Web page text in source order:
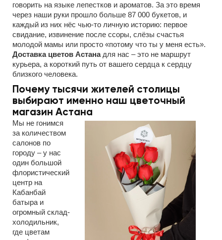
говорить на языке лепестков и ароматов. За это время
через наши руки прошло больше 87 000 букетов, и
каждый из них нёс чью-то личную историю: первое
свидание, извинение после ссоры, слёзы счастья
молодой мамы или просто «потому что ты у меня есть».
Доставка цветов Астанадля нас – это не маршрут
курьера, а короткий путь от вашего сердца к сердцу
близкого человека.
Почему тысячи жителей столицы
выбирают именно наш цветочный
магазин Астана
Мы не гонимся
за количеством
салонов по
городу – у нас
один большой
флористический
центр на
Кабанбай
батыра и
огромный склад-
холодильник,
где цветам